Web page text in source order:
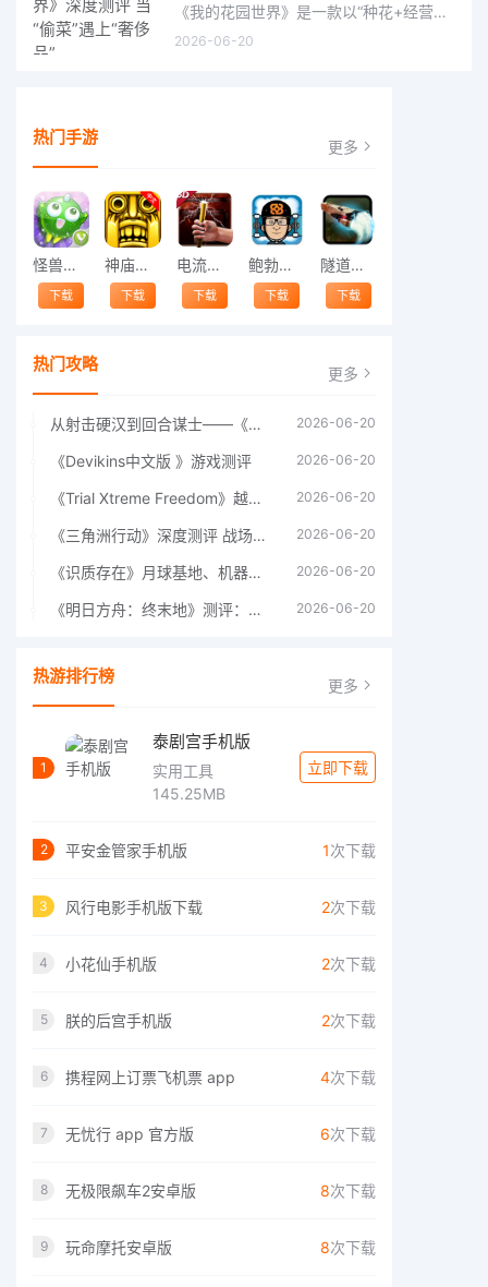
《我的花园世界》是一款以“种花+经营+社交”为核心的模拟经营类手游。游戏将玩家置于一个古风花园环境中，扮
2026-06-20
热门手游 更多
怪兽跳跃
下载
神庙逃亡中文版
下载
电流急急棒
下载
鲍勃的梦境
下载
隧道逃脱
下载
热门攻略 更多
从射击硬汉到回合谋士——《战争机器：战略版》如何演绎另一位猛男的传奇 2026-06-20
《Devikins中文版 》游戏测评 2026-06-20
《Trial Xtreme Freedom》越野摩托车测评总结 2026-06-20
《三角洲行动》深度测评 战场上的野心与裂痕 2026-06-20
《识质存在》月球基地、机器人女孩多年来最佳射击游戏 2026-06-20
《明日方舟：终末地》测评：于荒芜之中，重建文明 2026-06-20
热游排行榜 更多
1
泰剧宫手机版
实用工具
145.25MB
立即下载
2 平安金管家手机版 1次下载
3 风行电影手机版下载 2次下载
4 小花仙手机版 2次下载
5 朕的后宫手机版 2次下载
6 携程网上订票飞机票 app 4次下载
7 无忧行 app 官方版 6次下载
8 无极限飙车2安卓版 8次下载
9 玩命摩托安卓版 8次下载